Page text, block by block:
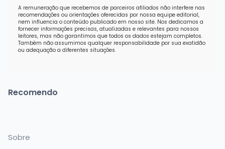
A remuneração que recebemos de parceiros afiliados não interfere nas
recomendações ou orientações oferecidas por nossa equipe editorial,
nem influencia o conteúdo publicado em nosso site. Nos dedicamos a
fornecer informações precisas, atualizadas e relevantes para nossos
leitores, mas não garantimos que todos os dados estejam completos.
Também não assumimos qualquer responsabilidade por sua exatidão
ou adequação a diferentes situações.
Recomendo
Sobre